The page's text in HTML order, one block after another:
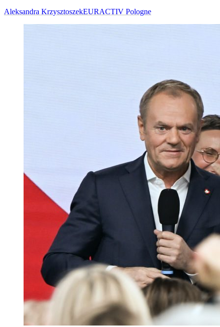
Aleksandra KrzysztoszekEURACTIV Pologne